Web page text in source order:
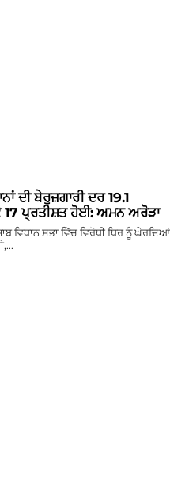
ਦੀ ਬੇਰੁਜ਼ਗਾਰੀ ਦਰ 19.1
ਪ੍ਰਤੀਸ਼ਤ ਹੋਈ: ਅਮਨ ਅਰੋੜਾ
ਵਿਧਾਨ ਸਭਾ ਵਿੱਚ ਵਿਰੋਧੀ ਧਿਰ ਨੂੰ ਘੇਰਦਿਆਂ